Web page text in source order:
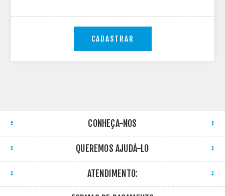
CADASTRAR
CONHEÇA-NOS
QUEREMOS AJUDÁ-LO
ATENDIMENTO: